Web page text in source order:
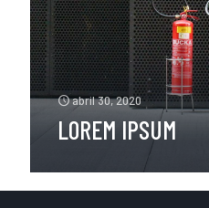
abril 30, 2020
LOREM IPSUM